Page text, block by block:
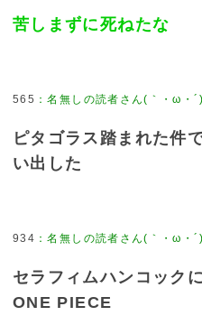
苦しまずに死ねたな
565 ：名無しの読者さん(｀・ω・´)
ピタゴラス踏まれた件
い出した
934 ：名無しの読者さん(｀・ω・´)
セラフィムハンコック
ONE PIECE